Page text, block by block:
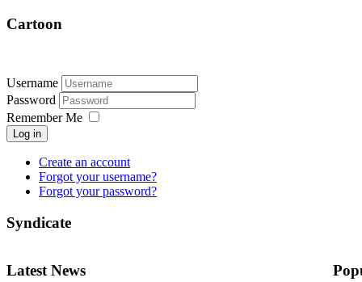
Cartoon
Username
Password
Remember Me
Log in
Create an account
Forgot your username?
Forgot your password?
Syndicate
Latest News